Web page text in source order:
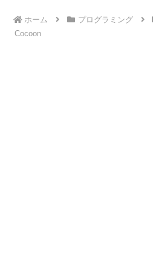
ホーム プログラミング
Cocoon